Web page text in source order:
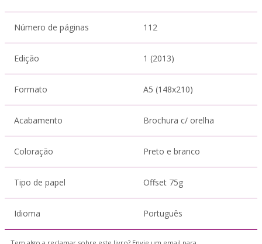
Número de páginas 112
Edição 1 (2013)
Formato A5 (148x210)
Acabamento Brochura c/ orelha
Coloração Preto e branco
Tipo de papel Offset 75g
Idioma Português